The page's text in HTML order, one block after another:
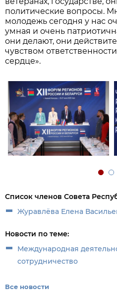
политические вопросы.
молодежь сегодня у нас
умная и очень
они делают, они
чувством
сердце».
Список членов Совета
Журавлёва Елена
Новости по теме:
Международная
сотрудничество
Все новости